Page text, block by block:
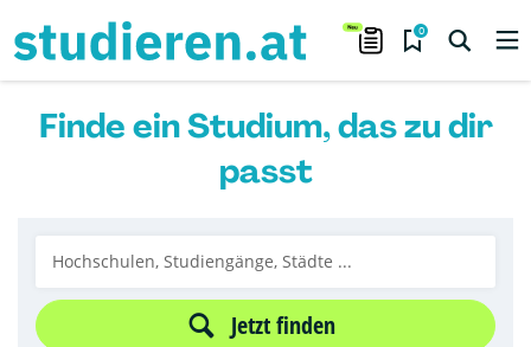
0
Finde ein Studium, das zu dir
passt
Jetzt finden